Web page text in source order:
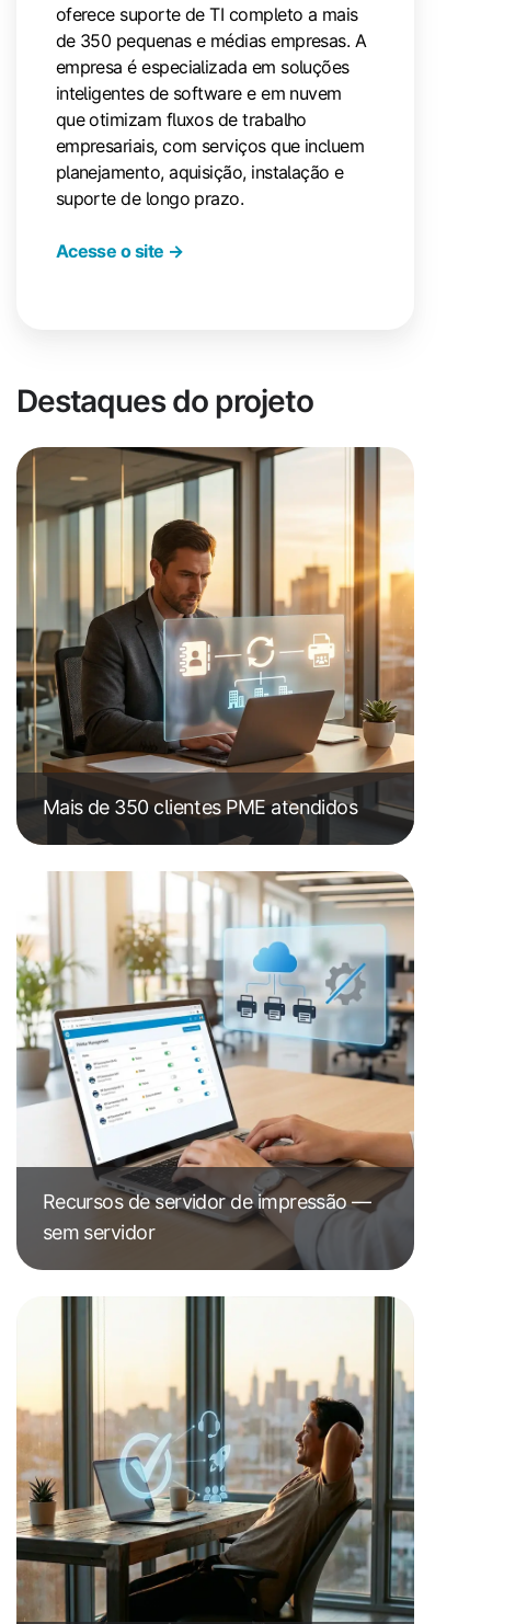
oferece suporte de TI completo a mais
de 350 pequenas e médias empresas. A
empresa é especializada em soluções
inteligentes de software e em nuvem
que otimizam fluxos de trabalho
empresariais, com serviços que incluem
planejamento, aquisição, instalação e
suporte de longo prazo.
Acesse o site →
Destaques do projeto
Mais de 350 clientes PME atendidos
Recursos de servidor de impressão —
sem servidor